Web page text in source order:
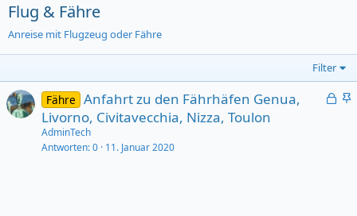
Flug & Fähre
Anreise mit Flugzeug oder Fähre
Filter
G
Fähre Anfahrt zu den Fährhäfen Genua,
Livorno, Civitavecchia, Nizza, Toulon
AdminTech
Antworten 0 11. Januar 2020